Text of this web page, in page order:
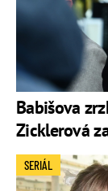
Babišova
Zicklerová
SERIÁL